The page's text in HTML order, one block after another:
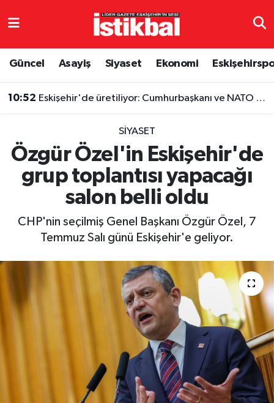
Güncel Asayiş Siyaset Ekonomi
10:52 Eskişehir'de üretiliyor: Cumhurbaşkanı ve NATO liderlerinin de tercihi oldu
SIYASET
Özgür Özel'in Eskişehir'de
grup toplantısı yapacağı
salon belli oldu
CHP'nin seçilmiş Genel Başkanı Özgür Özel, 7
Temmuz Salı günü Eskişehir'e geliyor.
Eskişehirspor
Spor
Eğitim
Ekonomi
Eskişehir Nöbetçi Eczaneler
Eskişehir Trafik Yoğunluk Haritası
TFF 3.Lig 4.Grup Puan Durumu ve Fikstür
Tüm Manşetler
Son Dakika Haberleri